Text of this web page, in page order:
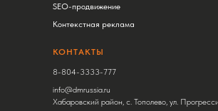
SEO-продвижение
Контекстная реклама
8-804-3333-777
info@dmrussia.ru
Хабаровский район, с. Тополево, ул.
КОНТАКТЫ